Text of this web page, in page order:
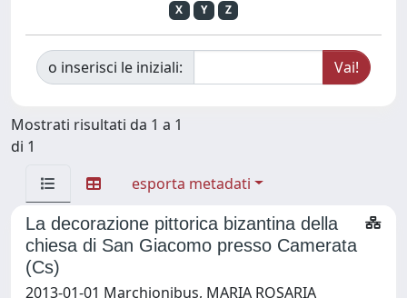
X
Y Z
o inserisci le iniziali:
Mostrati risultati da 1 a 1
di 1
esporta metadati
La decorazione pittorica bizantina della
chiesa di San Giacomo presso Camerata
(Cs)
2013-01-01 Marchionibus, MARIA ROSARIA